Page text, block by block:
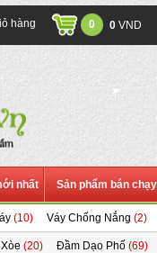
hàng 0 0 VND
nhất Sản phẩm bán chạy
(10) Váy Chống Nắng (2)
(20) Đầm Dạo Phố (69)